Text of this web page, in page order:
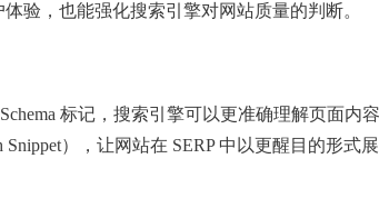
验，也能强化搜索引擎对网站质量的判断。
标记，搜索引擎可以更准确理解页面内
），让网站在 SERP 中以更醒目的形式